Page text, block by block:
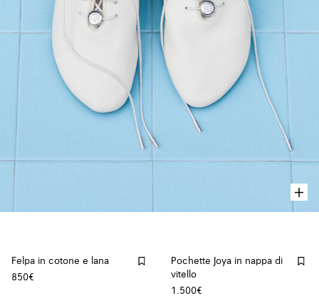
Felpa in cotone e lana
850€
Pochette Joya in nappa di
vitello
1.500€